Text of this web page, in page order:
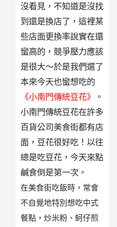
沒看見，不知道是沒找
到還是換店了，這裡某
些店面更換率說實在還
蠻高的，競爭壓力應該
是很大～於是我們選了
本來今天也蠻想吃的
《小南門傳統豆花》
。
小南門傳統豆花在許多
百貨公司美食街都有店
面，豆花很好吃！以往
總是吃豆花，今天來點
鹹食倒是第一次。
在美食街吃飯時，常會
不自覺地特別想吃中式
餐點，炒米粉、蚵仔煎